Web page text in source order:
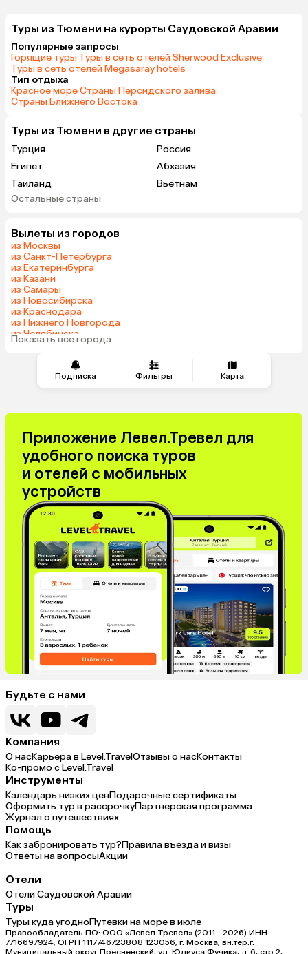
Подписка Фильтры Карта
Туры из Тюмени на курорты Саудовской Аравии
Популярные запросы
Горящие туры·Туры в сеть отелей Sherwood Exclusive·
Туры в сеть отелей Megasaray hotels
Тип отдыха
Красное море·Страны Персидского залива·
Страны Ближнего Востока
Туры из Тюмени в другие страны
Турция
Россия
Египет
Абхазия
Таиланд
Вьетнам
ОАЭ
Беларусь
Шри-Ланка
Азербайджан
Катар
Гонконг
Таджикистан
Остальные страны
Вылеты из городов
из Москвы
из Санкт-Петербурга
из Екатеринбурга
из Казани
из Самары
из Новосибирска
из Краснодара
из Нижнего Новгорода
из Челябинска
из Минеральных Вод
Показать все города
Приложение Левел.Тревел для
удобного поиска туров
и отелей с мобильных
устройств
Будьте с нами
Компания
О насКарьера в Level.TravelОтзывы о насКонтакты
Ко-промо с Level.Travel
Инструменты
Календарь низких ценПодарочные сертификаты
Оформить тур в рассрочкуПартнерская программа
Журнал о путешествиях
Помощь
Как забронировать тур?Правила въезда и визы
Ответы на вопросыАкции
Отели
Отели Саудовской Аравии
Туры
Туры куда угодноПутевки на море в июле
Правообладатель ПО: ООО «Левел Тревел» (2011 - 2026) ИНН
7716697924, ОГРН 1117746723808 123056, г. Москва, вн.тер.г.
Муниципальный округ Пресненский, ул. Юлиуса Фучика, д.6, стр.2,